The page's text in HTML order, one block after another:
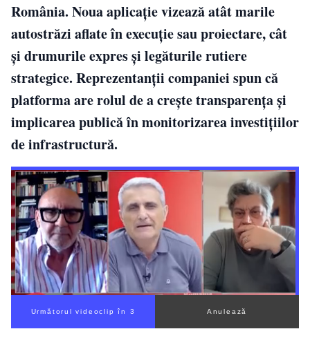
România. Noua aplicație vizează atât marile
autostrăzi aflate în execuție sau proiectare, cât
și drumurile expres și legăturile rutiere
strategice. Reprezentanții companiei spun că
platforma are rolul de a crește transparența și
implicarea publică în monitorizarea investițiilor
de infrastructură.
Următorul videoclip în 2 Anulează